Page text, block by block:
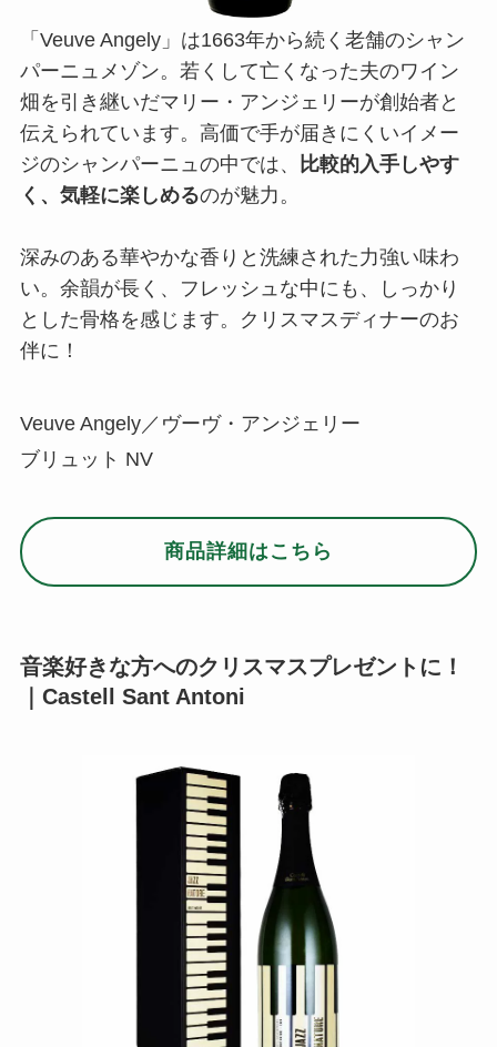
「Veuve Angely」は1663年から続く老舗のシャン
パーニュメゾン。若くして亡くなった夫のワイン
畑を引き継いだマリー・アンジェリーが創始者と
伝えられています。高価で手が届きにくいイメー
ジのシャンパーニュの中では、
比較的入手しやす
く、気軽に楽しめるのが魅力。
深みのある華やかな香りと洗練された力強い味わ
い。余韻が長く、フレッシュな中にも、しっかり
とした骨格を感じます。クリスマスディナーのお
伴に！
Veuve Angely／ヴーヴ・アンジェリー
ブリュット NV
商品詳細はこちら
音楽好きな方へのクリスマスプレゼントに！
｜Castell Sant Antoni